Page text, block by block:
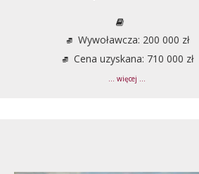
Wywoławcza: 200 000 zł
Cena uzyskana: 710 000 zł
... więcej ...